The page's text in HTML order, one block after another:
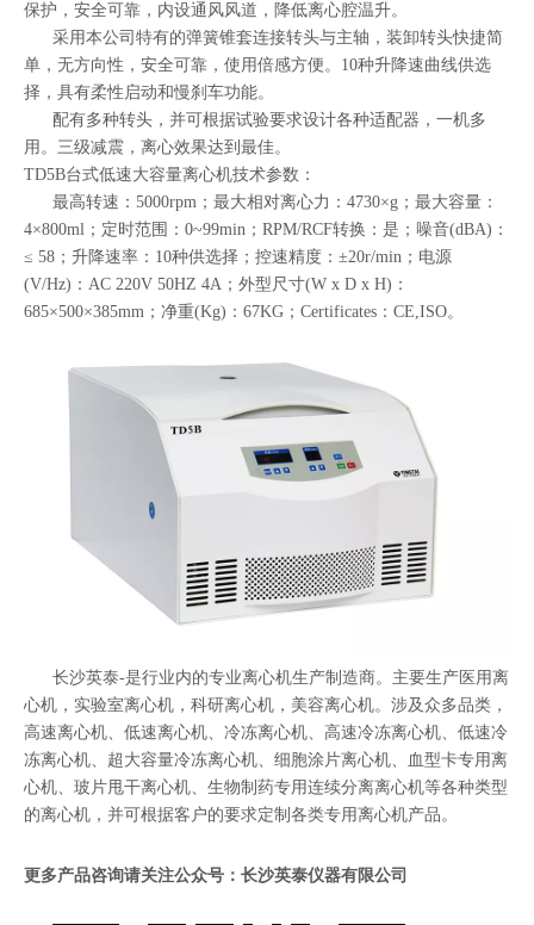
保护，安全可靠，内设通风风道，降低离心腔温升。
采用本公司特有的弹簧锥套连接转头与主轴，装卸转头快捷简
单，无方向性，安全可靠，使用倍感方便。10种升降速曲线供选
择，具有柔性启动和慢刹车功能。
配有多种转头，并可根据试验要求设计各种适配器，一机多
用。三级减震，离心效果达到最佳。
TD5B台式低速大容量离心机技术参数：
最高转速：5000rpm；最大相对离心力：4730×g；最大容量：
4×800ml；定时范围：0~99min；RPM/RCF转换：是；噪音(dBA)：
≤ 58；升降速率：10种供选择；控速精度：±20r/min；电源
(V/Hz)：AC 220V 50HZ 4A；外型尺寸(W x D x H)：
685×500×385mm；净重(Kg)：67KG；Certificates：CE,ISO。
长沙英泰-是行业内的专业离心机生产制造商。主要生产医用离
心机，实验室离心机，科研离心机，美容离心机。涉及众多品类，
高速离心机、低速离心机、冷冻离心机、高速冷冻离心机、低速冷
冻离心机、超大容量冷冻离心机、细胞涂片离心机、血型卡专用离
心机、玻片甩干离心机、生物制药专用连续分离离心机等各种类型
的离心机，并可根据客户的要求定制各类专用离心机产品。
更多产品咨询请关注公众号：长沙英泰仪器有限公司